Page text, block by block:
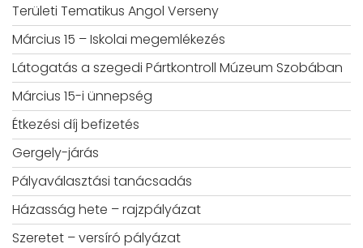
Területi Tematikus Angol Verseny
Március 15 – Iskolai megemlékezés
Látogatás a szegedi Pártkontroll Múzeum Szobában
Március 15-i ünnepség
Étkezési díj befizetés
Gergely-járás
Pályaválasztási tanácsadás
Házasság hete – rajzpályázat
Szeretet – versíró pályázat